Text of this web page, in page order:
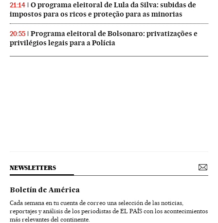
21:14
O programa eleitoral de Lula da Silva: subidas de
impostos para os ricos e proteção para as minorias
20:55
Programa eleitoral de Bolsonaro: privatizações e
privilégios legais para a Polícia
NEWSLETTERS
Boletín de América
Cada semana en tu cuenta de correo una selección de las noticias,
reportajes y análisis de los periodistas de EL PAÍS con los acontecimientos
más relevantes del continente.